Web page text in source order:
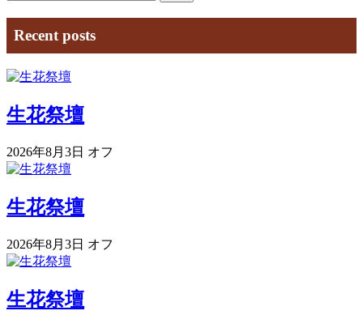
Recent posts
生花祭壇
2026年8月3日 オフ
生花祭壇
2026年8月3日 オフ
生花祭壇